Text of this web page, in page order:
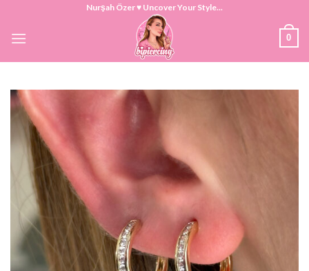
content
Nurşah Özer ♥ Uncover Your Style...
0